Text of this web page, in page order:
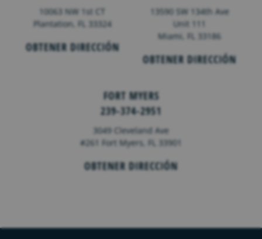
10063 NW 1st CT
Plantation, FL 33324
OBTENER DIRECCIÓN
13590 SW 134th Ave
Unit 111
Miami, FL 33186
OBTENER DIRECCIÓN
FORT MYERS
239-374-2951
3049 Cleveland Ave
#261 Fort Myers, FL 33901
OBTENER DIRECCIÓN